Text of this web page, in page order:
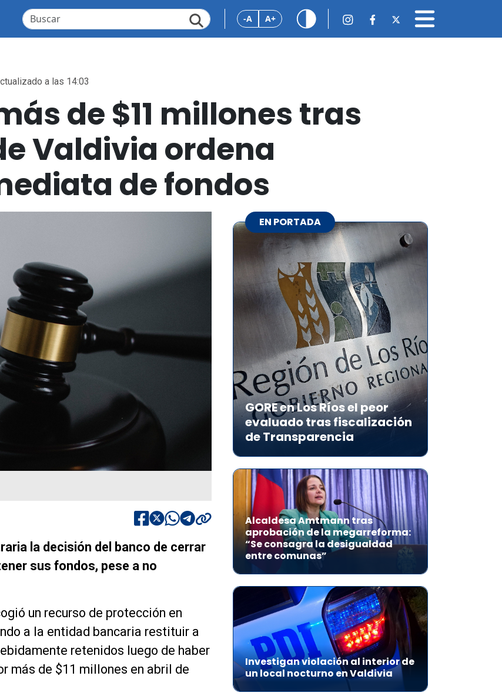
-A A+
a las 14:03
de $11 millones tras
Valdivia ordena
de fondos
la decisión del banco de cerrar
sus fondos, pese a no
un recurso de protección en
a la entidad bancaria restituir a
retenidos luego de haber
más de $11 millones en abril de
EN PORTADA
GORE en Los Ríos el peor
evaluado tras fiscalización
de Transparencia
Alcaldesa Amtmann tras
aprobación de la megarreforma:
“Se consagra la desigualdad
entre comunas”
Investigan violación al interior de
un local nocturno en Valdivia